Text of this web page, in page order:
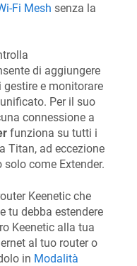
Fi Mesh senza la
di aggiungere
e monitorare
Per il suo
connessione a
funziona su tutti i
Titan, ad eccezione
come Extender.
Keenetic che
tu debba estendere
Keenetic alla tua
al tuo router o
in Modalità